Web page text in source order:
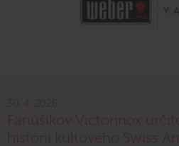
30. 4. 2026
Fanúšikov Victorinox
histórii kultového Swiss